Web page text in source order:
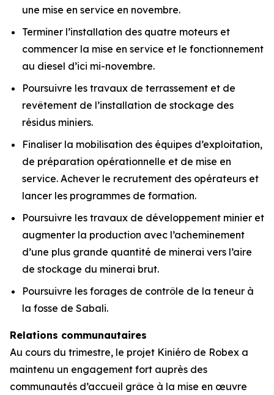
une mise en service en novembre.
Terminer l’installation des quatre moteurs et
commencer la mise en service et le fonctionnement
au diesel d’ici mi-novembre.
Poursuivre les travaux de terrassement et de
revêtement de l’installation de stockage des
résidus miniers.
Finaliser la mobilisation des équipes d’exploitation,
de préparation opérationnelle et de mise en
service. Achever le recrutement des opérateurs et
lancer les programmes de formation.
Poursuivre les travaux de développement minier et
augmenter la production avec l’acheminement
d’une plus grande quantité de minerai vers l’aire
de stockage du minerai brut.
Poursuivre les forages de contrôle de la teneur à
la fosse de Sabali.
Relations communautaires
Au cours du trimestre, le projet Kiniéro de Robex a
maintenu un engagement fort auprès des
communautés d’accueil grâce à la mise en œuvre